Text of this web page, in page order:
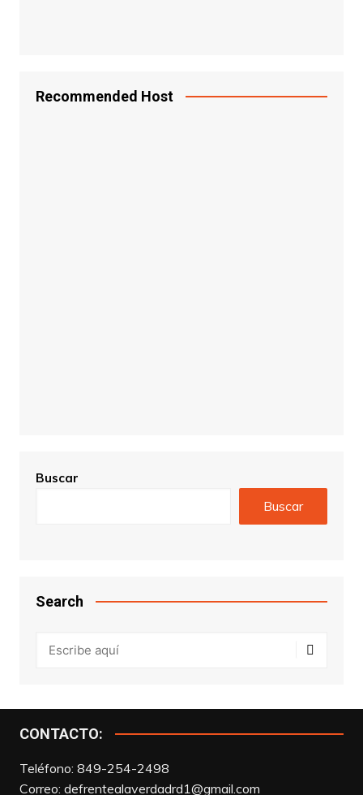
Recommended Host
Buscar
Buscar
Search
CONTACTO:
Teléfono: 849-254-2498
Correo: defrentealaverdadrd1@gmail.com